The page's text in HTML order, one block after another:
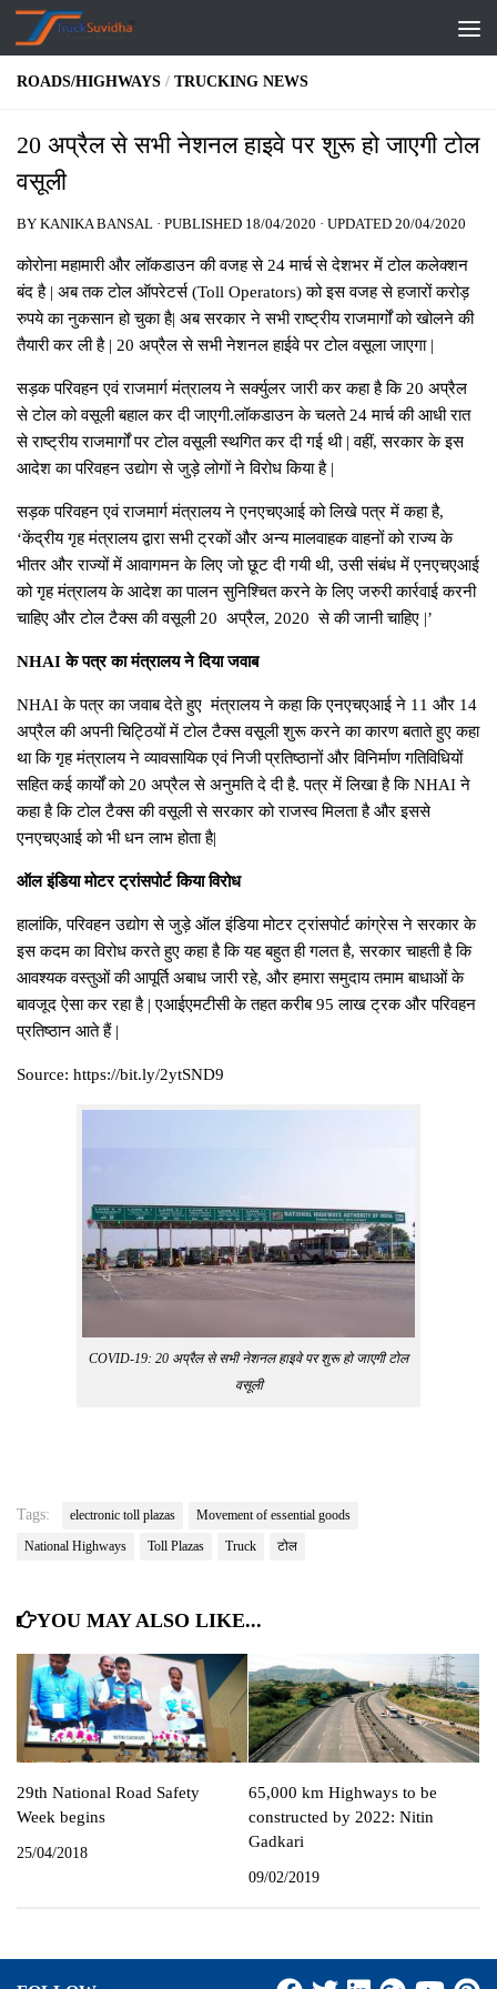
Skip to content
ROADS/HIGHWAYS / TRUCKING NEWS
20 अप्रैल से सभी नेशनल हाइवे पर शुरू हो जाएगी टोल
वसूली
BY KANIKA BANSAL · PUBLISHED 18/04/2020 · UPDATED 20/04/2020
कोरोना महामारी और लॉकडाउन की वजह से 24 मार्च से देशभर में टोल कलेक्शन
बंद है | अब तक टोल ऑपरेटर्स (Toll Operators) को इस वजह से हजारों करोड़
रुपये का नुकसान हो चुका है| अब सरकार ने सभी राष्ट्रीय राजमार्गों को खोलने की
तैयारी कर ली है | 20 अप्रैल से सभी नेशनल हाईवे पर टोल वसूला जाएगा |
सड़क परिवहन एवं राजमार्ग मंत्रालय ने सर्क्युलर जारी कर कहा है कि 20 अप्रैल
से टोल को वसूली बहाल कर दी जाएगी.लॉकडाउन के चलते 24 मार्च की आधी रात
से राष्ट्रीय राजमार्गों पर टोल वसूली स्थगित कर दी गई थी | वहीं, सरकार के इस
आदेश का परिवहन उद्योग से जुड़े लोगों ने विरोध किया है |
सड़क परिवहन एवं राजमार्ग मंत्रालय ने एनएचएआई को लिखे पत्र में कहा है,
‘केंद्रीय गृह मंत्रालय द्वारा सभी ट्रकों और अन्य मालवाहक वाहनों को राज्य के
भीतर और राज्यों में आवागमन के लिए जो छूट दी गयी थी, उसी संबंध में एनएचएआई
को गृह मंत्रालय के आदेश का पालन सुनिश्चित करने के लिए जरुरी कार्रवाई करनी
चाहिए और टोल टैक्स की वसूली 20 अप्रैल, 2020 से की जानी चाहिए |’
NHAI के पत्र का मंत्रालय ने दिया जवाब
NHAI के पत्र का जवाब देते हुए मंत्रालय ने कहा कि एनएचएआई ने 11 और 14
अप्रैल की अपनी चिट्ठियों में टोल टैक्स वसूली शुरू करने का कारण बताते हुए कहा
था कि गृह मंत्रालय ने व्यावसायिक एवं निजी प्रतिष्ठानों और विनिर्माण गतिविधियों
सहित कई कार्यों को 20 अप्रैल से अनुमति दे दी है. पत्र में लिखा है कि NHAI ने
कहा है कि टोल टैक्स की वसूली से सरकार को राजस्व मिलता है और इससे
एनएचएआई को भी धन लाभ होता है|
ऑल इंडिया मोटर ट्रांसपोर्ट किया विरोध
हालांकि, परिवहन उद्योग से जुड़े ऑल इंडिया मोटर ट्रांसपोर्ट कांग्रेस ने सरकार के
इस कदम का विरोध करते हुए कहा है कि यह बहुत ही गलत है, सरकार चाहती है कि
आवश्यक वस्तुओं की आपूर्ति अबाध जारी रहे, और हमारा समुदाय तमाम बाधाओं के
बावजूद ऐसा कर रहा है | एआईएमटीसी के तहत करीब 95 लाख ट्रक और परिवहन
प्रतिष्ठान आते हैं |
Source: https://bit.ly/2ytSND9
COVID-19: 20 अप्रैल से सभी नेशनल हाइवे पर शुरू हो जाएगी टोल
वसूली
Tags: electronic toll plazas
Movement of essential goods
National Highways
Toll Plazas Truck टोल
YOU MAY ALSO LIKE...
29th National Road Safety
Week begins
25/04/2018
65,000 km Highways to be
constructed by 2022: Nitin
Gadkari
09/02/2019